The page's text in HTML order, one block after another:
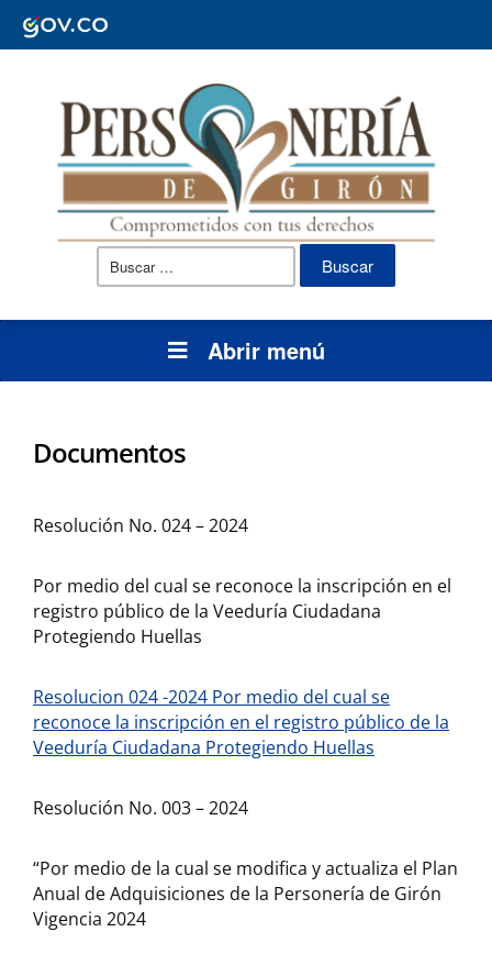
Buscar:
Abrir menú
Documentos
Resolución No. 024 – 2024
Por medio del cual se reconoce la inscripción en el
registro público de la Veeduría Ciudadana
Protegiendo Huellas
Resolucion 024 -2024 Por medio del cual se
reconoce la inscripción en el registro público de la
Veeduría Ciudadana Protegiendo Huellas
Resolución No. 003 – 2024
“Por medio de la cual se modifica y actualiza el Plan
Anual de Adquisiciones de la Personería de Girón
Vigencia 2024